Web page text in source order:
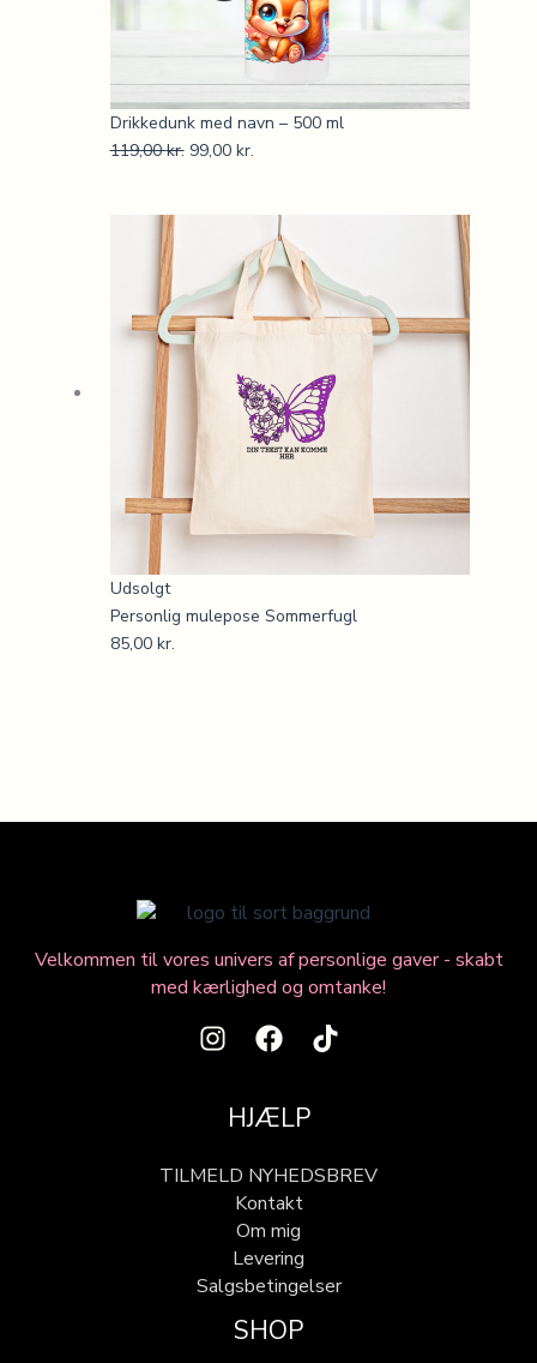
Drikkedunk med navn – 500 ml
119,00kr. 99,00 kr.
Udsolgt
Personlig mulepose Sommerfugl
85,00 kr.
Velkommen til vores univers af personlige gaver - skabt
med kærlighed og omtanke!
HJÆLP
TILMELD NYHEDSBREV
Kontakt
Om mig
Levering
Salgsbetingelser
SHOP